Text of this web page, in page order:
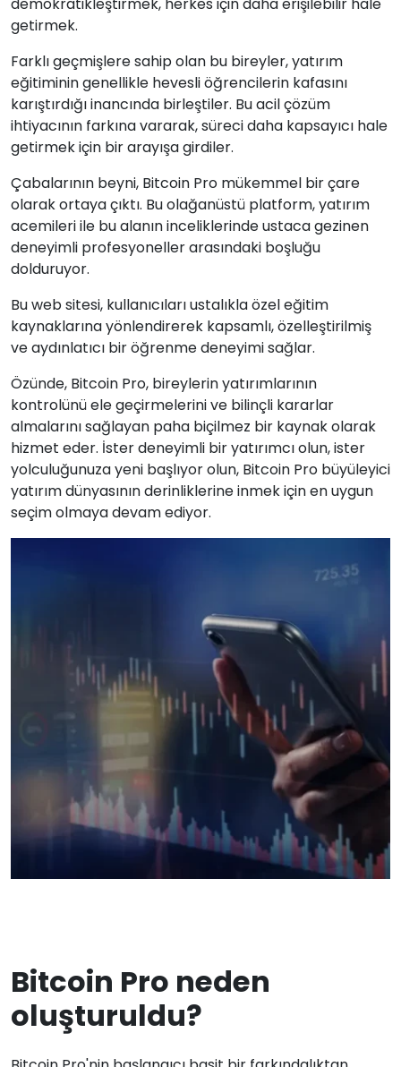
getirmek.
Farklı geçmişlere sahip olan bu bireyler, yatırım
eğitiminin genellikle hevesli öğrencilerin kafasını
karıştırdığı inancında birleştiler. Bu acil çözüm
ihtiyacının farkına vararak, süreci daha kapsayıcı hale
getirmek için bir arayışa girdiler.
Çabalarının beyni, Bitcoin Pro mükemmel bir çare
olarak ortaya çıktı. Bu olağanüstü platform, yatırım
acemileri ile bu alanın inceliklerinde ustaca gezinen
deneyimli profesyoneller arasındaki boşluğu
dolduruyor.
Bu web sitesi, kullanıcıları ustalıkla özel eğitim
kaynaklarına yönlendirerek kapsamlı, özelleştirilmiş
ve aydınlatıcı bir öğrenme deneyimi sağlar.
Özünde, Bitcoin Pro, bireylerin yatırımlarının
kontrolünü ele geçirmelerini ve bilinçli kararlar
almalarını sağlayan paha biçilmez bir kaynak olarak
hizmet eder. İster deneyimli bir yatırımcı olun, ister
yolculuğunuza yeni başlıyor olun, Bitcoin Pro büyüleyici
yatırım dünyasının derinliklerine inmek için en uygun
seçim olmaya devam ediyor.
Bitcoin Pro neden
oluşturuldu?